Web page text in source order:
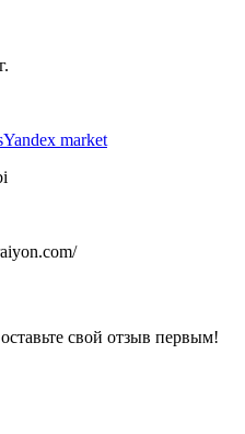
Yandex market
свой отзыв первым!